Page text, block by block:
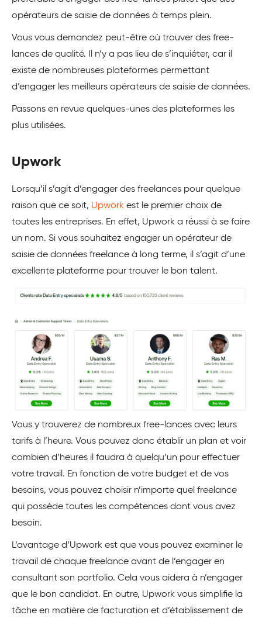
opérateurs de saisie de données à temps plein.
Vous vous demandez peut-être où trouver des free-
lances de qualité. Il n’y a pas lieu de s’inquiéter, car il
existe de nombreuses plateformes permettant
d’engager les meilleurs opérateurs de saisie de données.
Passons en revue quelques-unes des plateformes les
plus utilisées.
Upwork
Lorsqu’il s’agit d’engager des freelances pour quelque
raison que ce soit, Upwork est le premier choix de
toutes les entreprises. En effet, Upwork a réussi à se faire
un nom. Si vous souhaitez engager un opérateur de
saisie de données freelance à long terme, il s’agit d’une
excellente plateforme pour trouver le bon talent.
Vous y trouverez de nombreux free-lances avec leurs
tarifs à l’heure. Vous pouvez donc établir un plan et voir
combien d’heures il faudra à quelqu’un pour effectuer
votre travail. En fonction de votre budget et de vos
besoins, vous pouvez choisir n’importe quel freelance
qui possède toutes les compétences dont vous avez
besoin.
L’avantage d’Upwork est que vous pouvez examiner le
travail de chaque freelance avant de l’engager en
consultant son portfolio. Cela vous aidera à n’engager
que le bon candidat. En outre, Upwork vous simplifie la
tâche en matière de facturation et d’établissement de